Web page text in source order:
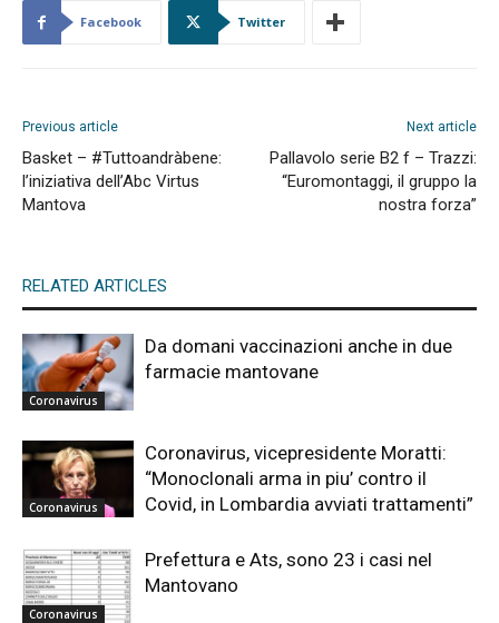
Facebook Twitter
Previous article
Basket – #Tuttoandràbene:
l’iniziativa dell’Abc Virtus
Mantova
Next article
Pallavolo serie B2 f – Trazzi:
“Euromontaggi, il gruppo la
nostra forza”
RELATED ARTICLES
Coronavirus
Da domani vaccinazioni anche in due
farmacie mantovane
Coronavirus
Coronavirus, vicepresidente Moratti:
“Monoclonali arma in piu’ contro il
Covid, in Lombardia avviati trattamenti”
Coronavirus
Prefettura e Ats, sono 23 i casi nel
Mantovano